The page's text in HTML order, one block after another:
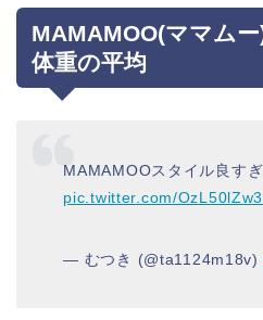
MAMAMOO(ママム
体重の平均
MAMAMOOスタイル良すぎ
pic.twitter.com/
— むつき (@ta1124m18v)